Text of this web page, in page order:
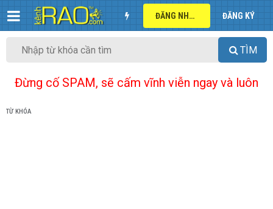
ĐĂNG NHẬP ĐĂNG KÝ
TÌM
Đừng cố SPAM, sẽ cấm vĩnh viễn ngay và luôn
TỪ KHÓA